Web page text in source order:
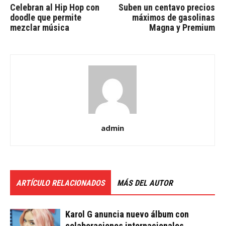
Celebran al Hip Hop con
doodle que permite
mezclar música
Suben un centavo precios
máximos de gasolinas
Magna y Premium
admin
ARTÍCULO RELACIONADOS MÁS DEL AUTOR
Karol G anuncia nuevo álbum con